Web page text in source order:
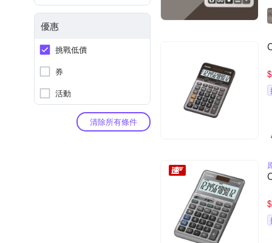
優惠
挑戰低價
券
活動
清除所有條件
$
$